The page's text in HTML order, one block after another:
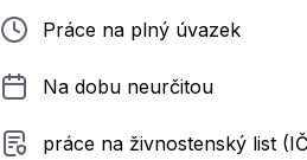
Typ pracovního poměru
Práce na plný úvazek
Délka pracovního poměru
Na dobu neurčitou
Typ smluvního vztahu
práce na živnostenský list